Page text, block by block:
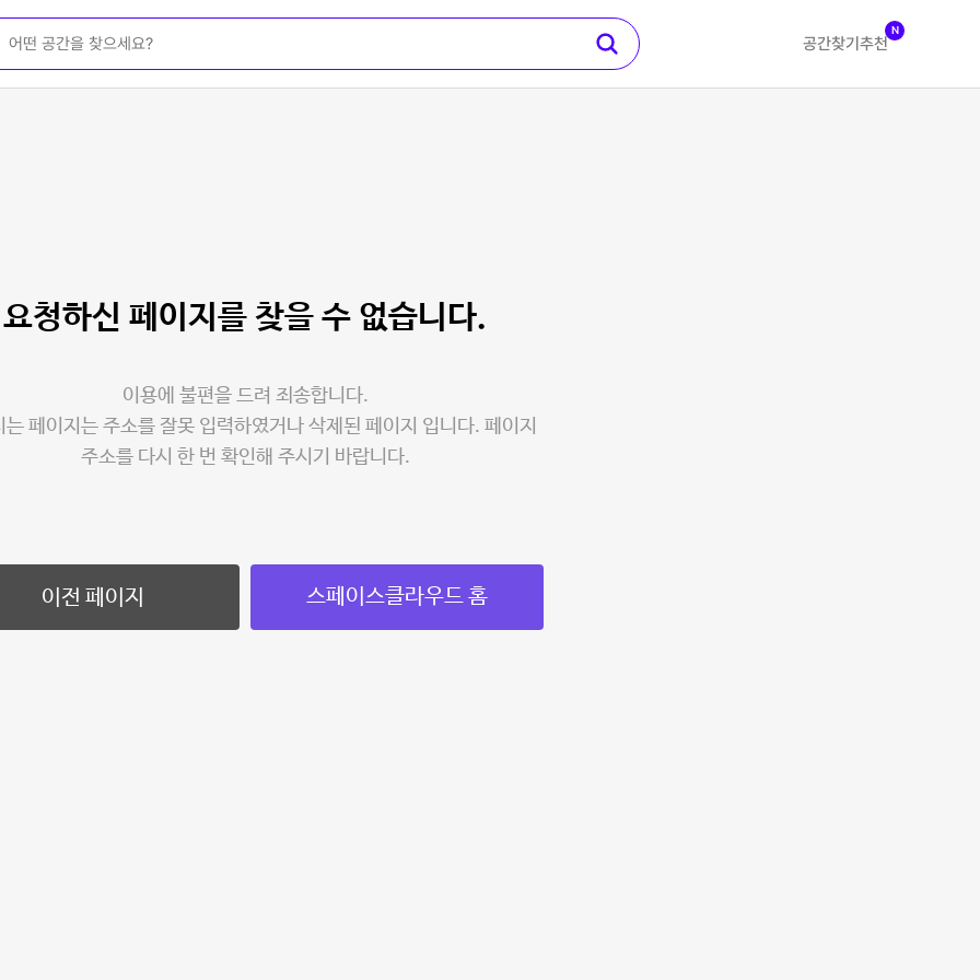
공간찾기 추천
N
요청하신 페이지를 찾을 수 없습니다.
이용에 불편을 드려 죄송합니다.
는 페이지는 주소를 잘못 입력하였거나 삭제된 페이지 입니다. 페이지
주소를 다시 한 번 확인해 주시기 바랍니다.
이전 페이지 스페이스클라우드 홈